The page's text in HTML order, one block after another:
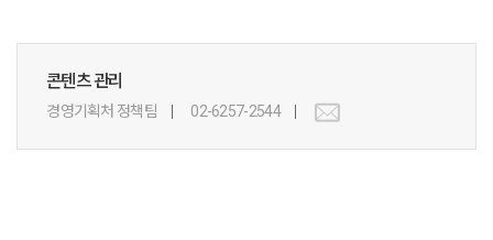
콘텐츠 관리
경영기획처 정책팀 02-6257-2544